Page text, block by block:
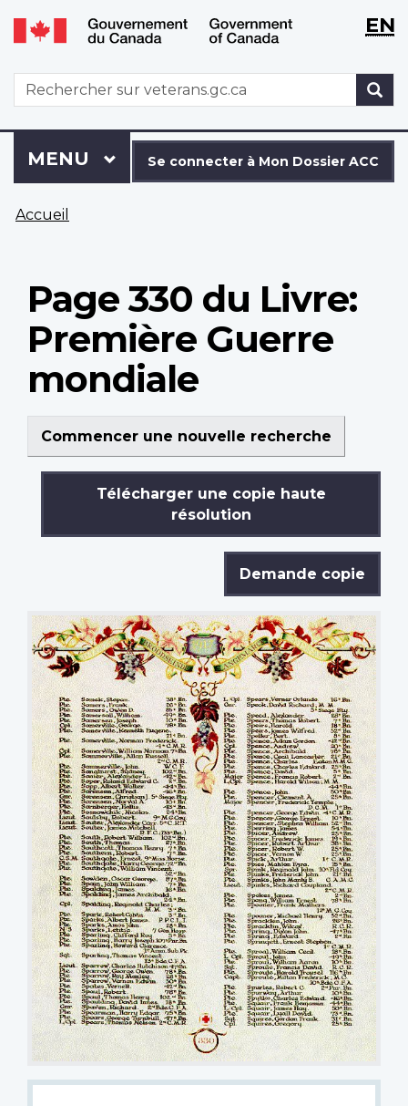
Aller
au
principal
Passer
à
version
HTML
simplifiée
WxT
WxTEN
WxT
Search
form
connecter
à
Dossier
Se connecter à Mon Dossier ACC
Menu
MENU PRINCIPAL
êtes
Accueil
Page 330 du Livre:
Première Guerre
mondiale
Commencer une nouvelle recherche
Télécharger une copie haute
résolution
Demande copie